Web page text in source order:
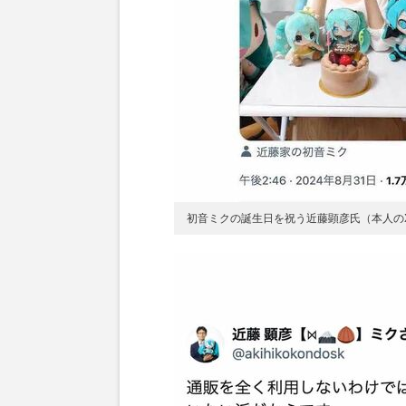
初音ミクの誕生日を祝う近藤顕彦氏（本人